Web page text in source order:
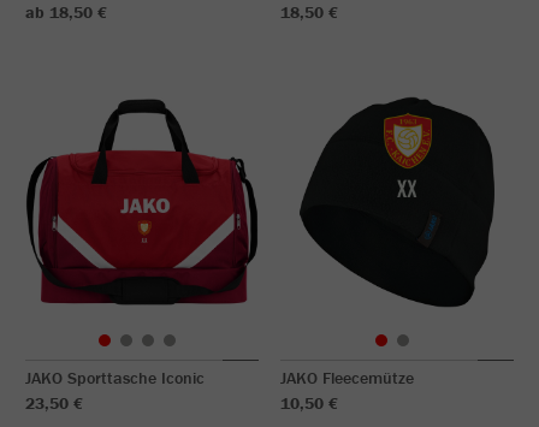
ab 18,50 €
18,50 €
JAKO Sporttasche Iconic
23,50 €
JAKO Fleecemütze
10,50 €